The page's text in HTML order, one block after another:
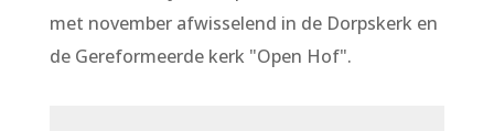
met november afwisselend in de Dorpskerk en
de Gereformeerde kerk "Open Hof".